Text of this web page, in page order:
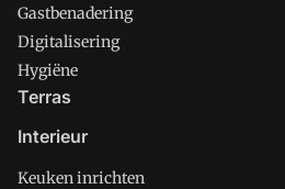
Gastbenadering
Digitalisering
Hygiëne
Terras
Interieur
Keuken inrichten